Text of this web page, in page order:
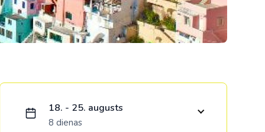
Ielādējam piedāvājumu...
18. - 25. augusts
8 dienas